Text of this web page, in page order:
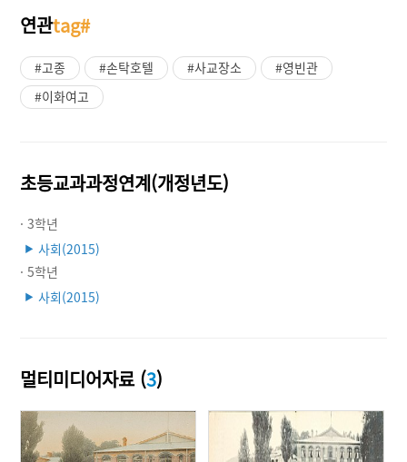
연관tag#
#고종 #손탁호텔 #사교장소
#영빈관
#이화여고
초등교과과정연계(개정년도)
· 3학년
▶ 사회(2015)
· 5학년
▶ 사회(2015)
멀티미디어자료 (3)